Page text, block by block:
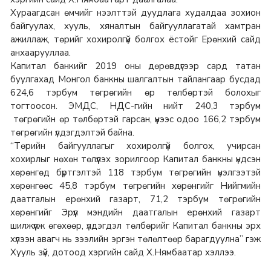
Хураагдсан өмчийг нээлттэй дуудлага худалдаа зохион
байгуулах, хууль, хяналтын байгууллагатай хамтран
ажиллаж, төрийг хохиролгүй болгох ёстойг Ерөнхий сайд
анхаарууллаа.
Капитал банкийг 2019 оны дөрөвдүгээр сард татан
буулгахад Монгол банкны шалгалтын тайлангаар бусдад
624,6 тэрбум төгрөгийн өр төлбөртэй болохыг
тогтоосон. ЭМДС, НДС-гийн нийт 240,3 тэрбум
төгрөгийн өр төлбөртэй гарсан, үүнээс одоо 166,2 тэрбум
төгрөгийн үлдэгдэлтэй байна.
“Төрийн байгууллагыг хохиролгүй болгох, учирсан
хохирлыг нөхөн төлүүлэх зорилгоор Капитал банкны үндсэн
хөрөнгөд бүртгэлтэй 118 тэрбум төгрөгийн үнэлгээтэй
хөрөнгөөс 45,8 тэрбум төгрөгийн хөрөнгийг Нийгмийн
даатгалын ерөнхий газарт, 71,2 тэрбум төгрөгийн
хөрөнгийг Эрүүл мэндийн даатгалын ерөнхий газарт
шилжүүлж өгөхөөр, үлдэгдэл төлбөрийг Капитал банкны эрх
хүлээн авагч нь зээлийн эргэн төлөлтөөр барагдуулна” гэж
Хууль зүй, дотоод хэргийн сайд Х.Нямбаатар хэллээ.